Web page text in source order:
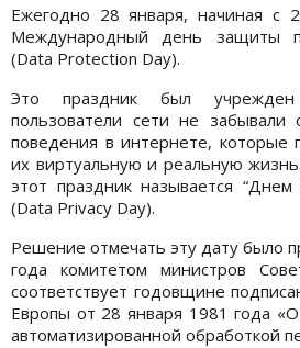
Ежегодно 28 января, начиная с
Международный день защиты
(Data Protection Day).
Это праздник был
пользователи сети не забывали
поведения в интернете, которые
их виртуальную и реальную
этот праздник называется “Днем
(Data Privacy Day).
Решение отмечать эту дату было
года комитетом министров
соответствует годовщине
Европы от 28 января 1981 года
автоматизированной обработкой